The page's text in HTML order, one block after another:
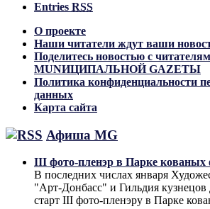
Entries RSS
О проекте
Наши читатели ждут ваши
Поделитесь новостью с
MUNИЦИПАЛЬНОЙ GAZЕТЫ
Политика конфиденциальности
данных
Карта сайта
Афиша MG
III фото-пленэр в Парке кованых
В последних числах января
"Арт-Донбасс" и Гильдия кузнецов
старт III фото-пленэру в Парке